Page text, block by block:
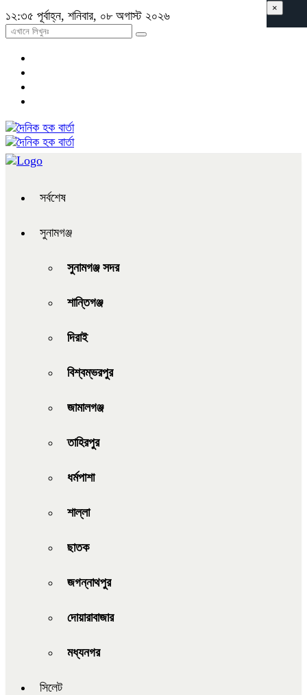
১২:৩৫ পূর্বাহ্ন, শনিবার, ০৮ অগাস্ট ২০২৬
সর্বশেষ
সুনামগঞ্জ
সুনামগঞ্জ সদর
শান্তিগঞ্জ
দিরাই
বিশ্বম্ভরপুর
জামালগঞ্জ
তাহিরপুর
ধর্মপাশা
শাল্লা
ছাতক
জগন্নাথপুর
দোয়ারাবাজার
মধ্যনগর
সিলেট
×